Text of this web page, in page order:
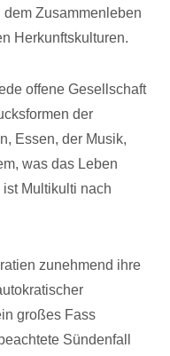
Zusammenleben
Herkunftskulturen.
offene Gesellschaft
der
Essen, der Musik,
was das Leben
Multikulti nach
zunehmend ihre
großes Fass
Sündenfall